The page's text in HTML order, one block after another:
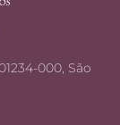
000, São